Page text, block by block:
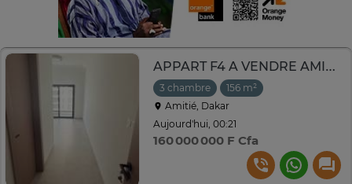
APPART F4 A VENDRE AMITIE
3 chambre
156 m²
Amitié, Dakar
Aujourd'hui, 00:21
160 000 000 F Cfa